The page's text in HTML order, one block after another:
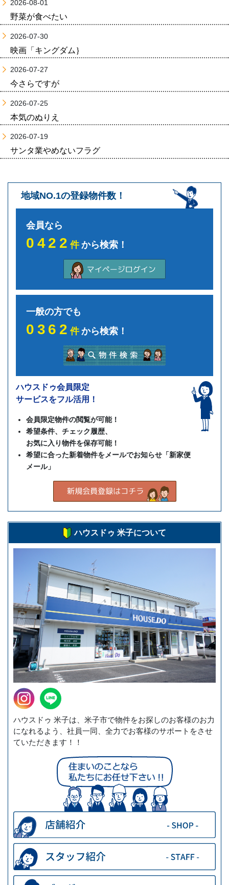
2026-08-01
野菜が食べたい
2026-07-30
映画「キングダム｝
2026-07-27
今さらですが
2026-07-25
本気のぬりえ
2026-07-19
サンタ業やめないフラグ
地域NO.1の登録物件数！
会員なら
0422件から検索！
一般の方でも
0362件から検索！
ハウスドゥ会員限定
サービスをフル活用！
会員限定物件の閲覧が可能！
希望条件、チェック履歴、
お気に入り物件を保存可能！
希望に合った新着物件をメールでお知らせ「新家便
メール」
ハウスドゥ 米子について
ハウスドゥ 米子は、米子市で物件をお探しのお客様のお力
になれるよう、社員一同、全力でお客様のサポートをさせ
ていただきます！！